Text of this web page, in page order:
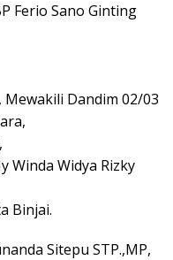
Ferio Sano Ginting
Mewakili Dandim 02/03
Winda Widya Rizky
Binjai.
Sitepu STP.,MP,